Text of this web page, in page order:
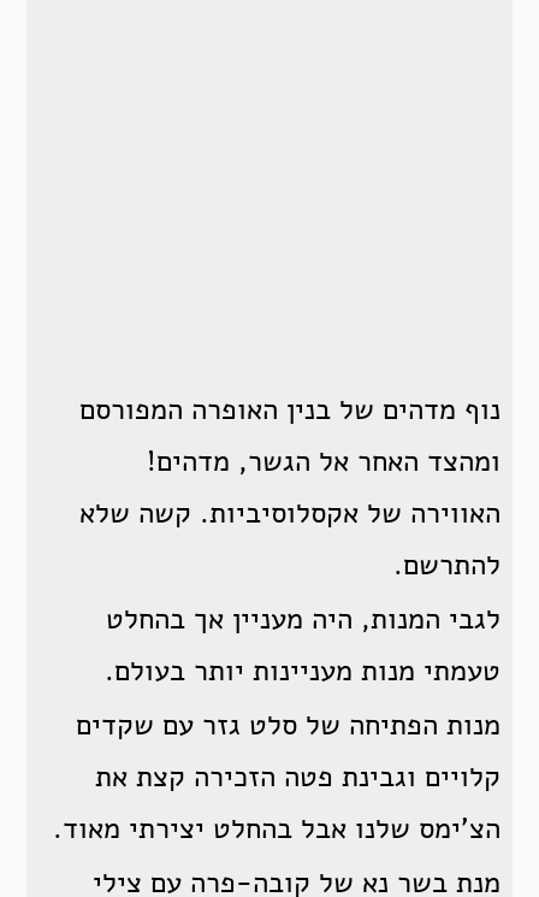
נוף מדהים של בנין האופרה המפורסם
ומהצד האחר אל הגשר, מדהים!
האווירה של אקסלוסיביות. קשה שלא
להתרשם.
לגבי המנות, היה מעניין אך בהחלט
טעמתי מנות מעניינות יותר בעולם.
מנות הפתיחה של סלט גזר עם שקדים
קלויים וגבינת פטה הזכירה קצת את
הצ'ימס שלנו אבל בהחלט יצירתי מאוד.
מנת בשר נא של קובה-פרה עם צילי